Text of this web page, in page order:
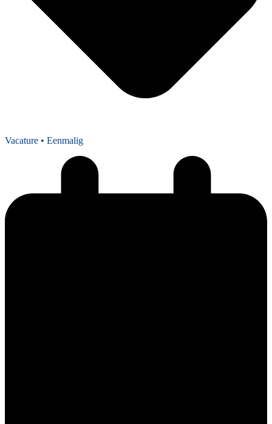
Vacature • Eenmalig